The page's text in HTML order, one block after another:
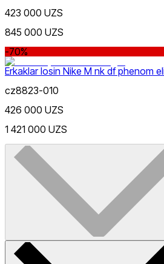
423 000 UZS
845 000 UZS
-70%
Erkaklar losin Nike M nk df phenom
cz8823-010
426 000 UZS
1 421 000 UZS